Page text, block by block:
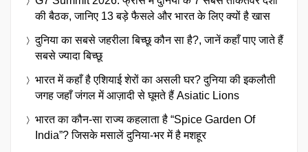
की बैठक, जानिए 13 बड़े फैसले और भारत के लिए क्यों है खास
दुनिया का सबसे जहरीला बिच्छू कौन सा है?, जानें कहाँ पाए जाते हैं
सबसे ज्यादा बिच्छू
भारत में कहाँ है एशियाई शेरों का असली घर? दुनिया की इकलौती
जगह जहाँ जंगल में आज़ादी से घूमते हैं Asiatic Lions
भारत का कौन-सा राज्य कहलाता है “Spice Garden Of
India”? जिसके मसालें दुनिया-भर में है मशहूर